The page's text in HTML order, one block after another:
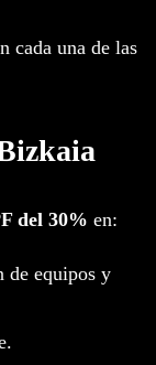
cada una de las
del 30% en:
de equipos y